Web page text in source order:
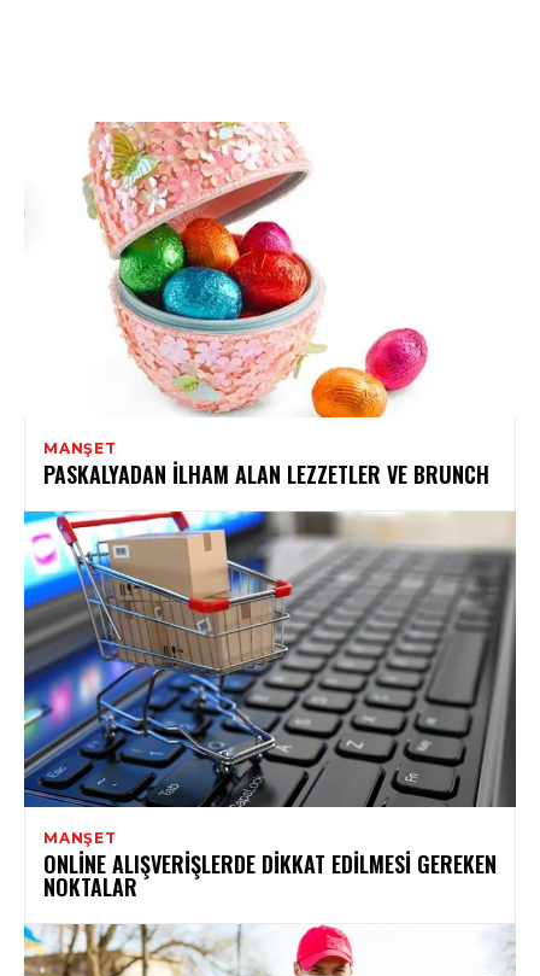
MANŞET
PASKALYADAN İLHAM ALAN LEZZETLER VE BRUNCH
MANŞET
ONLINE ALIŞVERIŞLERDE DIKKAT EDILMESI GEREKEN
NOKTALAR